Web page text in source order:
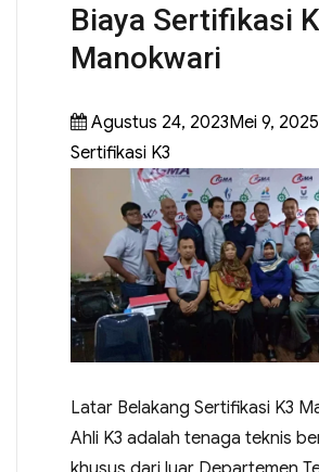
Biaya Sertifikasi
Manokwari
Agustus 24, 2023Mei 9, 2025
Sertifikasi K3
Latar Belakang Sertifikasi K3
Ahli K3 adalah tenaga teknis